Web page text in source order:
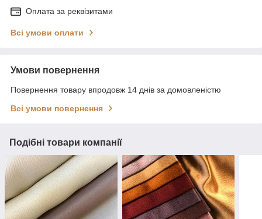
Оплата за реквізитами
Всі умови оплати
Умови повернення
Повернення товару впродовж 14 днів за домовленістю
Всі умови повернення
Подібні товари компанії